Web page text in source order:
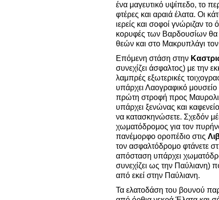
ένα μαγευτικό υψίπεδο, το
φτέρες και αραιά έλατα. Οι
ιερείς και σοφοί γνώριζαν
κορυφές των Βαρδουσίων
θεών και στο Μακρυπλάγι
Επόμενη στάση στην
συνεχίζει άσφαλτος) με την
λαμπρές εξωτερικές
υπάρχει Λαογραφικό
πρώτη στροφή προς
υπάρχει ξενώνας και
να κατασκηνώσετε. Σχεδόν
χωματόδρομος για τον
πανέμορφο οροπέδιο στις
τον ασφαλτόδρομο φτάνετε
απόσταση υπάρχει
συνεχίζει ως την Παύλιανη)
από εκεί στην Παύλιανη.
Τα ελατοδάση του βουνού